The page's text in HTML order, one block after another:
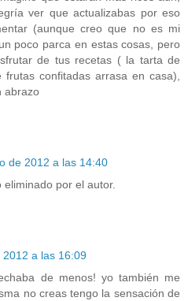
ver que actualizabas por eso
(aunque creo que no es mi
poco parca en estas cosas, pero
de tus recetas ( la tarta de
confitadas arrasa en casa),
abrazo
de 2012 a las 14:40
por el autor.
a las 16:09
de menos! yo también me
no creas tengo la sensación de